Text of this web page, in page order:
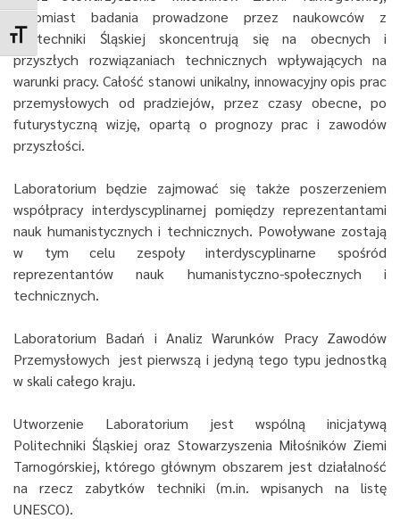
Toggle Font size
natomiast badania prowadzone przez naukowców z
Politechniki Śląskiej skoncentrują się na obecnych i
przyszłych rozwiązaniach technicznych wpływających na
warunki pracy. Całość stanowi unikalny, innowacyjny opis prac
przemysłowych od pradziejów, przez czasy obecne, po
futurystyczną wizję, opartą o prognozy prac i zawodów
przyszłości.
Laboratorium będzie zajmować się także poszerzeniem
współpracy interdyscyplinarnej pomiędzy reprezentantami
nauk humanistycznych i technicznych. Powoływane zostają
w tym celu zespoły interdyscyplinarne spośród
reprezentantów nauk humanistyczno-społecznych i
technicznych.
Laboratorium Badań i Analiz Warunków Pracy Zawodów
Przemysłowych jest pierwszą i jedyną tego typu jednostką
w skali całego kraju.
Utworzenie Laboratorium jest wspólną inicjatywą
Politechniki Śląskiej oraz Stowarzyszenia Miłośników Ziemi
Tarnogórskiej, którego głównym obszarem jest działalność
na rzecz zabytków techniki (m.in. wpisanych na listę
UNESCO).